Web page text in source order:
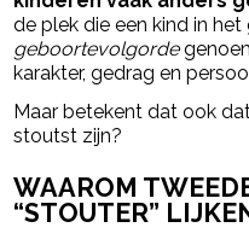
de plek die een kind in
geboortevolgorde
karakter, gedrag en
Maar betekent dat ook
stoutst zijn?
WAAROM
“STOUTER”